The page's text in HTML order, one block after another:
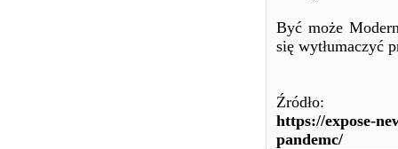
Być może
się wytłumaczyć
Źródło:
https://expose-
pandemc/